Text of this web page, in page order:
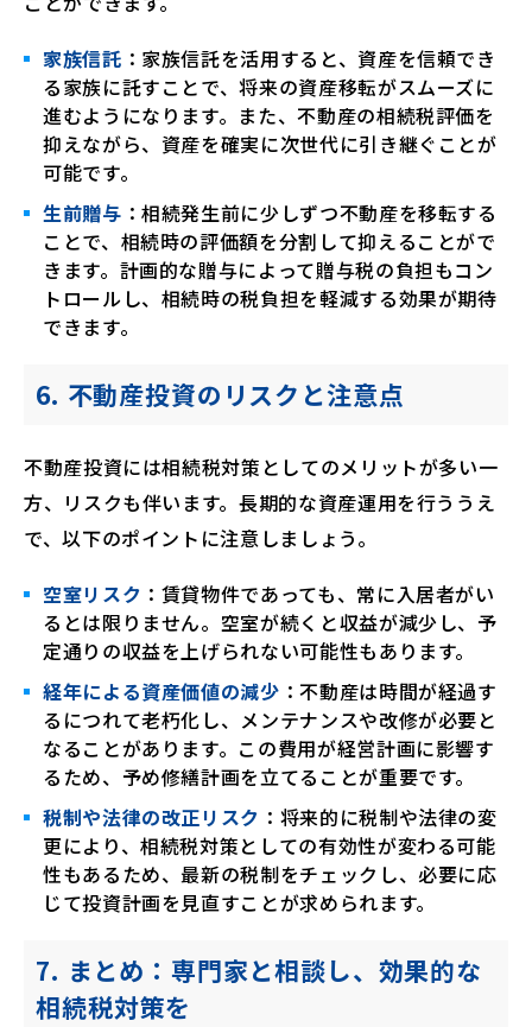
家族信託 ：家族信託を活用すると、資産を信頼でき
る家族に託すことで、将来の資産移転がスムーズに
進むようになります。また、不動産の相続税評価を
抑えながら、資産を確実に次世代に引き継ぐことが
可能です。
生前贈与 ：相続発生前に少しずつ不動産を移転する
ことで、相続時の評価額を分割して抑えることがで
きます。計画的な贈与によって贈与税の負担もコン
トロールし、相続時の税負担を軽減する効果が期待
できます。
6. 不動産投資のリスクと注意点
不動産投資には相続税対策としてのメリットが多い一
方、リスクも伴います。長期的な資産運用を行ううえ
で、以下のポイントに注意しましょう。
空室リスク ：賃貸物件であっても、常に入居者がい
るとは限りません。空室が続くと収益が減少し、予
定通りの収益を上げられない可能性もあります。
経年による資産価値の減少 ：不動産は時間が経過す
るにつれて老朽化し、メンテナンスや改修が必要と
なることがあります。この費用が経営計画に影響す
るため、予め修繕計画を立てることが重要です。
税制や法律の改正リスク ：将来的に税制や法律の変
更により、相続税対策としての有効性が変わる可能
性もあるため、最新の税制をチェックし、必要に応
じて投資計画を見直すことが求められます。
7. まとめ：専門家と相談し、効果的な
相続税対策を